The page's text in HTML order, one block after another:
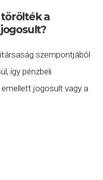
a
szempontjából
így pénzbeli
jogosult vagy a